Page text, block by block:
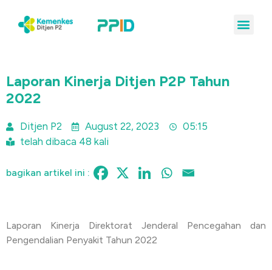
Laporan Kinerja Ditjen P2P Tahun
2022
Ditjen P2 August 22, 2023
05:15
telah dibaca 48 kali
bagikan artikel ini :
Laporan Kinerja Direktorat Jenderal Pencegahan dan
Pengendalian Penyakit Tahun 2022